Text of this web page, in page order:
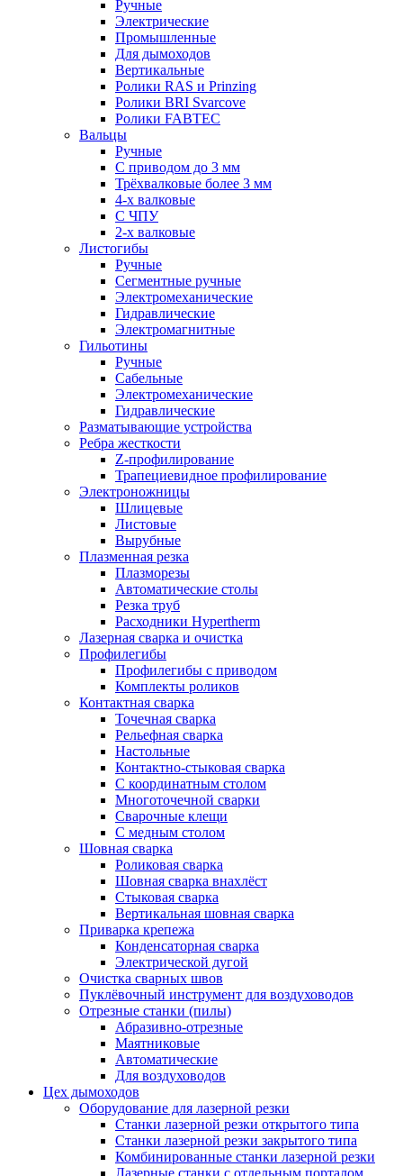
Ручные
Электрические
Промышленные
Для дымоходов
Вертикальные
Ролики RAS и Prinzing
Ролики BRI Svarcove
Ролики FABTEC
Вальцы
Ручные
С приводом до 3 мм
Трёхвалковые более 3 мм
4-х валковые
С ЧПУ
2-х валковые
Листогибы
Ручные
Сегментные ручные
Электромеханические
Гидравлические
Электромагнитные
Гильотины
Ручные
Сабельные
Электромеханические
Гидравлические
Разматывающие устройства
Ребра жесткости
Z-профилирование
Трапециевидное профилирование
Электроножницы
Шлицевые
Листовые
Вырубные
Плазменная резка
Плазморезы
Автоматические столы
Резка труб
Расходники Hypertherm
Лазерная сварка и очистка
Профилегибы
Профилегибы с приводом
Комплекты роликов
Контактная сварка
Точечная сварка
Рельефная сварка
Настольные
Контактно-стыковая сварка
С координатным столом
Многоточечной сварки
Сварочные клещи
С медным столом
Шовная сварка
Роликовая сварка
Шовная сварка внахлёст
Стыковая сварка
Вертикальная шовная сварка
Приварка крепежа
Конденсаторная сварка
Электрической дугой
Очистка сварных швов
Пуклёвочный инструмент для воздуховодов
Отрезные станки (пилы)
Абразивно-отрезные
Маятниковые
Автоматические
Для воздуховодов
Цех дымоходов
Оборудование для лазерной резки
Станки лазерной резки открытого типа
Станки лазерной резки закрытого типа
Комбинированные станки лазерной резки
Лазерные станки с отдельным порталом